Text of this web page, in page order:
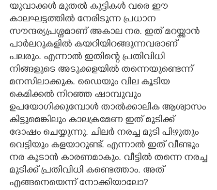
CARTOONS
LITERATURE
ZOOM
CONTACT US
യുവാക്കൾ മുതൽ കുട്ടികൾ വരെ ഈ
കാലഘട്ടത്തിൽ നേരിടുന്ന പ്രധാന
സൗന്ദര്യപ്രശ്നമാണ് അകാല നര. ഇത് മറയ്ക്കാൻ
പാർലറുകളിൽ കയറിയിറങ്ങുന്നവരാണ്
പലരും. എന്നാൽ ഇതിന്റെ പ്രതിവിധി
നിങ്ങളുടെ അടുക്കളയിൽ തന്നെയുണ്ടെന്ന്
മനസിലാക്കുക. ഡെെയും വില കൂടിയ
കെമിക്കൽ നിറഞ്ഞ ഷാമ്പുവും
ഉപയോഗിക്കുമ്പോൾ താൽക്കാലിക ആശ്വാസം
കിട്ടുമെങ്കിലും കാലക്രമേണ ഇത് മുടിക്ക്
ദോഷം ചെയ്യുന്നു. ചിലർ നരച്ച മുടി പിഴുതും
വെട്ടിയും കളയാറുണ്ട്. എന്നാൽ ഇത് വീണ്ടും
നര കൂടാൻ കാരണമാകും. വീട്ടിൽ തന്നെ നരച്ച
മുടിക്ക് പ്രതിവിധി കണ്ടെത്താം. അത്
എങ്ങനെയെന്ന് നോക്കിയാലോ?